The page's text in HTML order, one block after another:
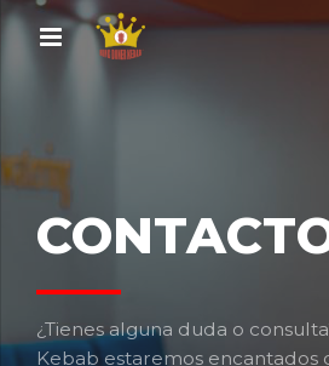
¿Tienes alguna duda o
Kebab estaremos encantados